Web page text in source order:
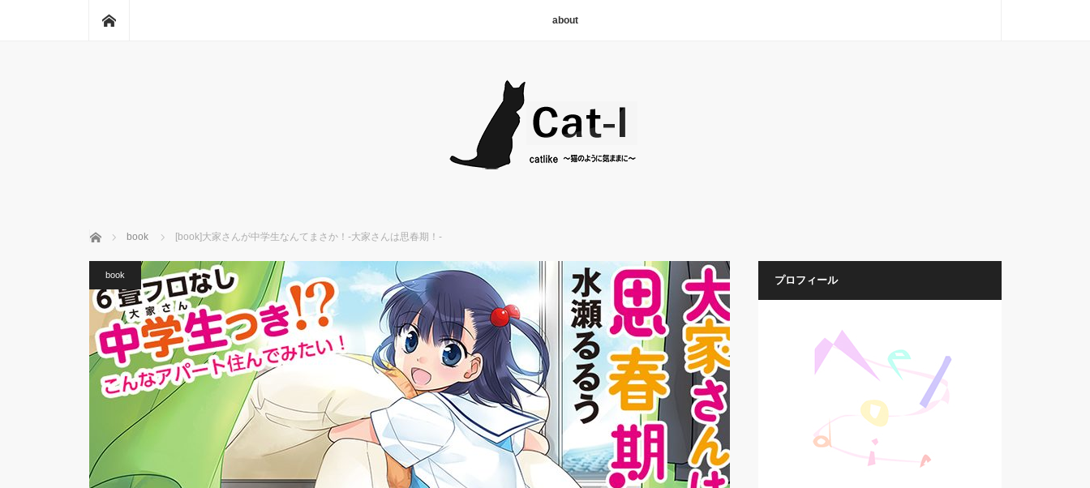
about
ホーム book [book]大家さんが中学生なんてまさか！-大家さんは思春期！-
book プロフィール